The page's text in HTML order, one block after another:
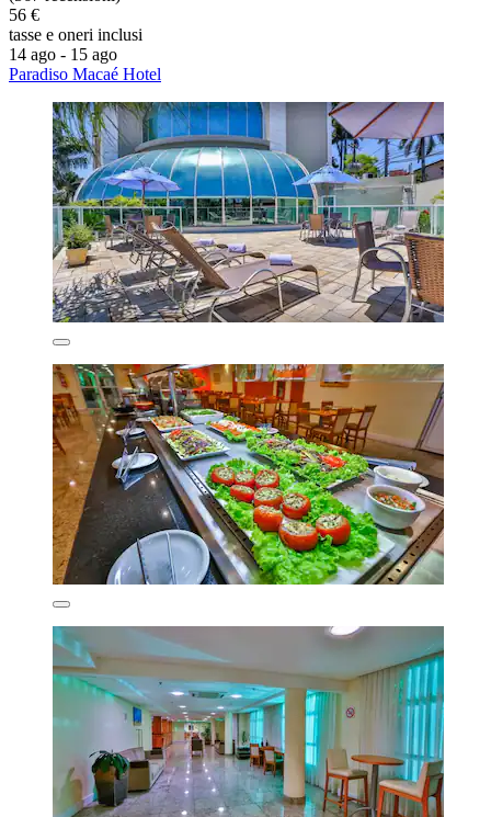
56 €
tasse e oneri inclusi
14 ago - 15 ago
Paradiso Macaé Hotel